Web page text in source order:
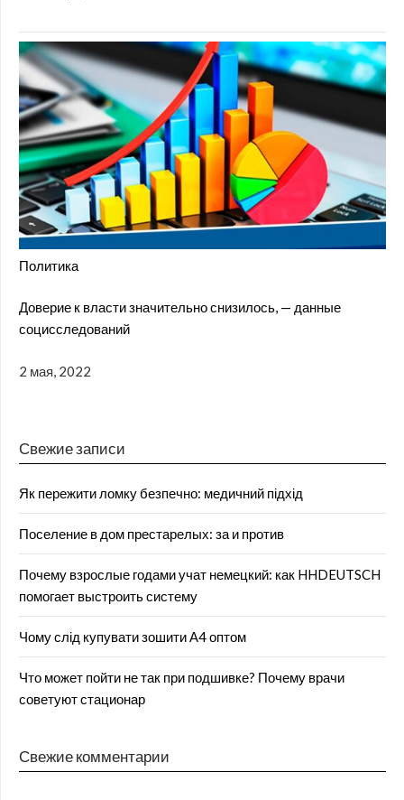
Политика
Доверие к власти значительно снизилось, — данные
социсследований
2 мая, 2022
Свежие записи
Як пережити ломку безпечно: медичний підхід
Поселение в дом престарелых: за и против
Почему взрослые годами учат немецкий: как HHDEUTSCH
помогает выстроить систему
Чому слід купувати зошити А4 оптом
Что может пойти не так при подшивке? Почему врачи
советуют стационар
Свежие комментарии